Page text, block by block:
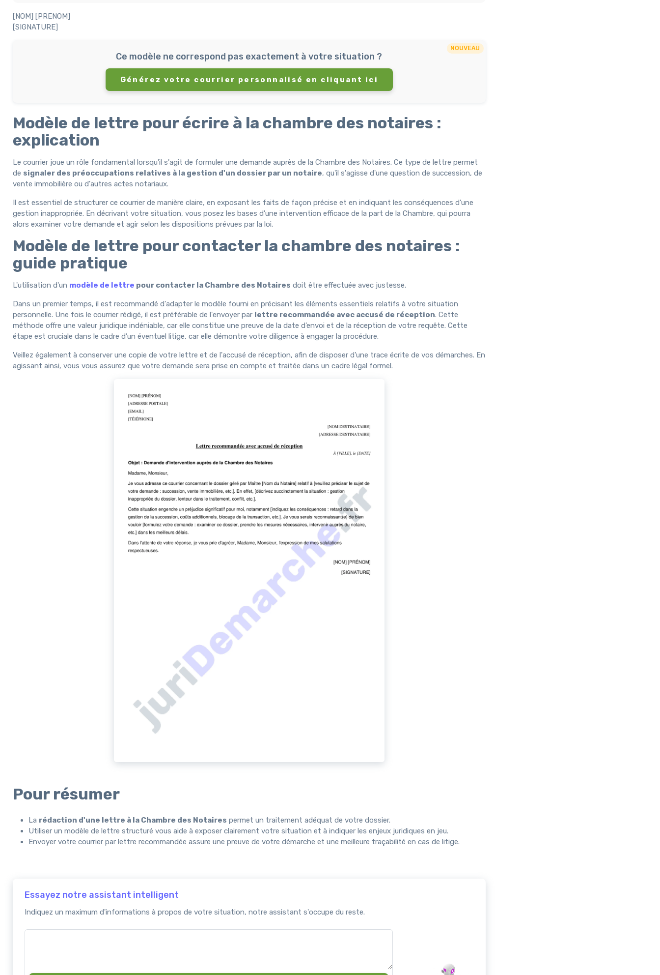
[NOM] [PRENOM]
[SIGNATURE]
NOUVEAU
Ce modèle ne correspond pas exactement à votre situation ?
Générez votre courrier personnalisé en cliquant ici
Modèle de lettre pour écrire à la chambre des notaires :
explication
Le courrier joue un rôle fondamental lorsqu'il s'agit de formuler une demande auprès de la Chambre des Notaires. Ce type de lettre permet
de signaler des préoccupations relatives à la gestion d'un dossier par un notaire, qu'il s'agisse d'une question de succession, de
vente immobilière ou d'autres actes notariaux.
Il est essentiel de structurer ce courrier de manière claire, en exposant les faits de façon précise et en indiquant les conséquences d'une
gestion inappropriée. En décrivant votre situation, vous posez les bases d'une intervention efficace de la part de la Chambre, qui pourra
alors examiner votre demande et agir selon les dispositions prévues par la loi.
Modèle de lettre pour contacter la chambre des notaires :
guide pratique
L'utilisation d'un modèle de lettre pour contacter la Chambre des Notaires doit être effectuée avec justesse.
Dans un premier temps, il est recommandé d'adapter le modèle fourni en précisant les éléments essentiels relatifs à votre situation
personnelle. Une fois le courrier rédigé, il est préférable de l'envoyer par lettre recommandée avec accusé de réception. Cette
méthode offre une valeur juridique indéniable, car elle constitue une preuve de la date d’envoi et de la réception de votre requête. Cette
étape est cruciale dans le cadre d’un éventuel litige, car elle démontre votre diligence à engager la procédure.
Veillez également à conserver une copie de votre lettre et de l'accusé de réception, afin de disposer d'une trace écrite de vos démarches. En
agissant ainsi, vous vous assurez que votre demande sera prise en compte et traitée dans un cadre légal formel.
Pour résumer
La rédaction d'une lettre à la Chambre des Notaires permet un traitement adéquat de votre dossier.
Utiliser un modèle de lettre structuré vous aide à exposer clairement votre situation et à indiquer les enjeux juridiques en jeu.
Envoyer votre courrier par lettre recommandée assure une preuve de votre démarche et une meilleure traçabilité en cas de litige.
Essayez notre assistant intelligent
Indiquez un maximum d'informations à propos de votre situation, notre assistant s'occupe du reste.